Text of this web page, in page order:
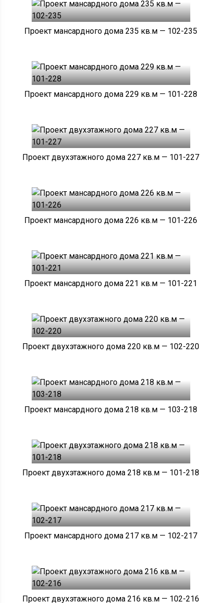
Проект мансардного дома 235 кв.м — 102-235
Проект мансардного дома 229 кв.м — 101-228
Проект двухэтажного дома 227 кв.м — 101-227
Проект мансардного дома 226 кв.м — 101-226
Проект мансардного дома 221 кв.м — 101-221
Проект двухэтажного дома 220 кв.м — 102-220
Проект мансардного дома 218 кв.м — 103-218
Проект двухэтажного дома 218 кв.м — 101-218
Проект мансардного дома 217 кв.м — 102-217
Проект двухэтажного дома 216 кв.м — 102-216